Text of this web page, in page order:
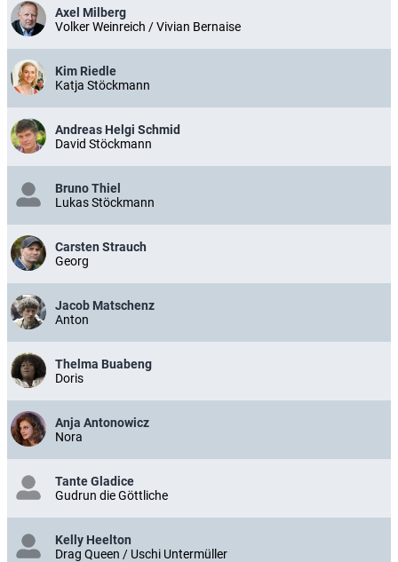
Axel Milberg
Volker Weinreich / Vivian Bernaise
Kim Riedle
Katja Stöckmann
Andreas Helgi Schmid
David Stöckmann
Bruno Thiel
Lukas Stöckmann
Carsten Strauch
Georg
Jacob Matschenz
Anton
Thelma Buabeng
Doris
Anja Antonowicz
Nora
Tante Gladice
Gudrun die Göttliche
Kelly Heelton
Drag Queen / Uschi Untermüller